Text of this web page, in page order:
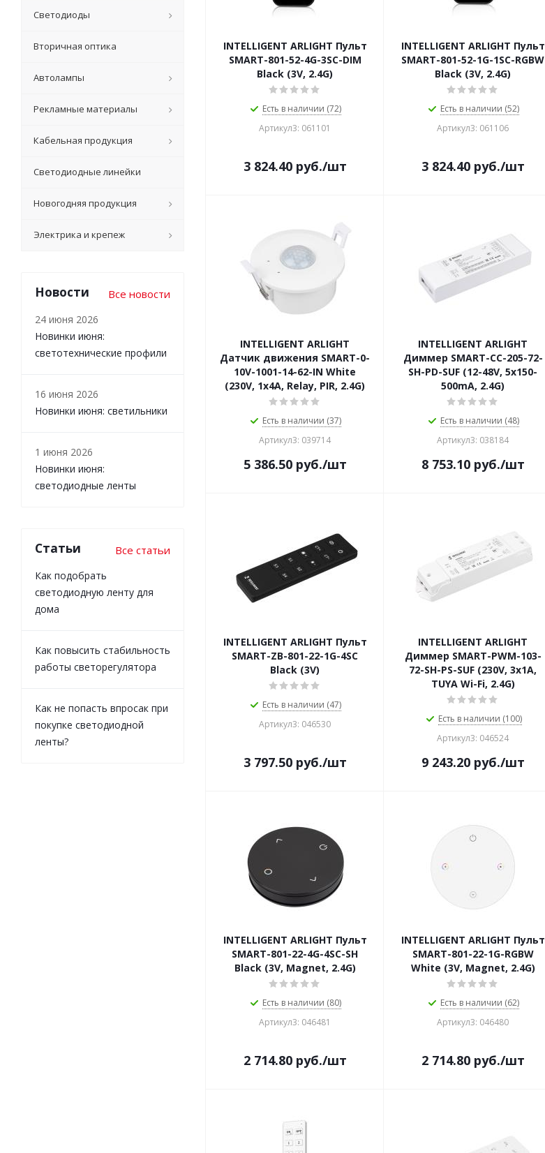
INTELLIGENT ARLIGHT Пульт
SMART-801-52-4G-3SC-DIM
Black (3V, 2.4G)
Есть в наличии (72)
Артикул3: 061101
3 824.40руб./шт
INTELLIGENT ARLIGHT Пульт
SMART-801-52-1G-1SC-RGBW
Black (3V, 2.4G)
Есть в наличии (52)
Артикул3: 061106
3 824.40руб./шт
INTELLIGENT ARLIGHT
Датчик движения SMART-0-
10V-1001-14-62-IN White
(230V, 1x4A, Relay, PIR, 2.4G)
Есть в наличии (37)
Артикул3: 039714
5 386.50руб./шт
INTELLIGENT ARLIGHT
Диммер SMART-CC-205-72-
SH-PD-SUF (12-48V, 5x150-
500mA, 2.4G)
Есть в наличии (48)
Артикул3: 038184
8 753.10руб./шт
INTELLIGENT ARLIGHT Пульт
SMART-ZB-801-22-1G-4SC
Black (3V)
Есть в наличии (47)
Артикул3: 046530
3 797.50руб./шт
INTELLIGENT ARLIGHT
Диммер SMART-PWM-103-
72-SH-PS-SUF (230V, 3x1A,
TUYA Wi-Fi, 2.4G)
Есть в наличии (100)
Артикул3: 046524
9 243.20руб./шт
INTELLIGENT ARLIGHT Пульт
SMART-801-22-4G-4SC-SH
Black (3V, Magnet, 2.4G)
Есть в наличии (80)
Артикул3: 046481
2 714.80руб./шт
INTELLIGENT ARLIGHT Пульт
SMART-801-22-1G-RGBW
White (3V, Magnet, 2.4G)
Есть в наличии (62)
Артикул3: 046480
2 714.80руб./шт
Светодиоды
Вторичная оптика
Автолампы
Рекламные материалы
Кабельная продукция
Светодиодные линейки
Новогодняя продукция
Электрика и крепеж
Новости Все новости
24 июня 2026
Новинки июня:
светотехнические профили
16 июня 2026
Новинки июня: светильники
1 июня 2026
Новинки июня:
светодиодные ленты
Статьи Все статьи
Как подобрать
светодиодную ленту для
дома
Как повысить стабильность
работы светорегулятора
Как не попасть впросак при
покупке светодиодной
ленты?